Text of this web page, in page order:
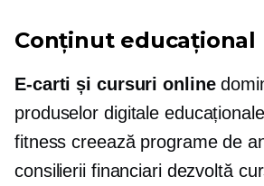
Conținut educațional
E-carti și cursuri online
produselor digitale
fitness creează programe de
consilierii financiari dezvoltă